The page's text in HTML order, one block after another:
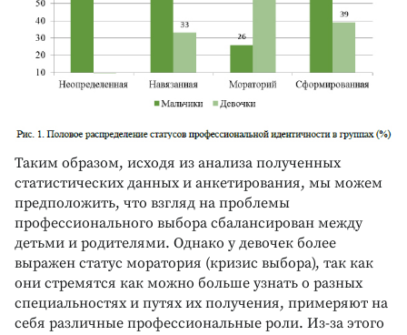
Таким образом, исходя из анализа полученных
статистических данных и анкетирования, мы можем
предположить, что взгляд на проблемы
профессионального выбора сбалансирован между
детьми и родителями. Однако у девочек более
выражен статус моратория (кризис выбора), так как
они стремятся как можно больше узнать о разных
специальностях и путях их получения, примеряют на
себя различные профессиональные роли. Из-за этого